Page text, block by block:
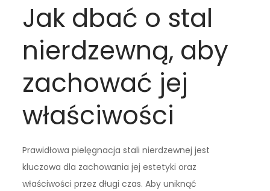
Jak dbać o stal
nierdzewną, aby
zachować jej
właściwości
Prawidłowa pielęgnacja stali nierdzewnej jest
kluczowa dla zachowania jej estetyki oraz
właściwości przez długi czas. Aby uniknąć